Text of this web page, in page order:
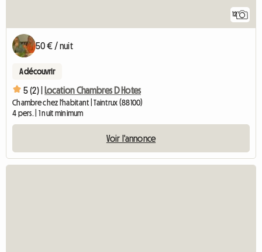
12
50 € / nuit
A découvrir
5 (2) | Location Chambres D Hotes
Chambre chez l'habitant | Taintrux (88100)
4 pers. | 1 nuit minimum
Voir l'annonce